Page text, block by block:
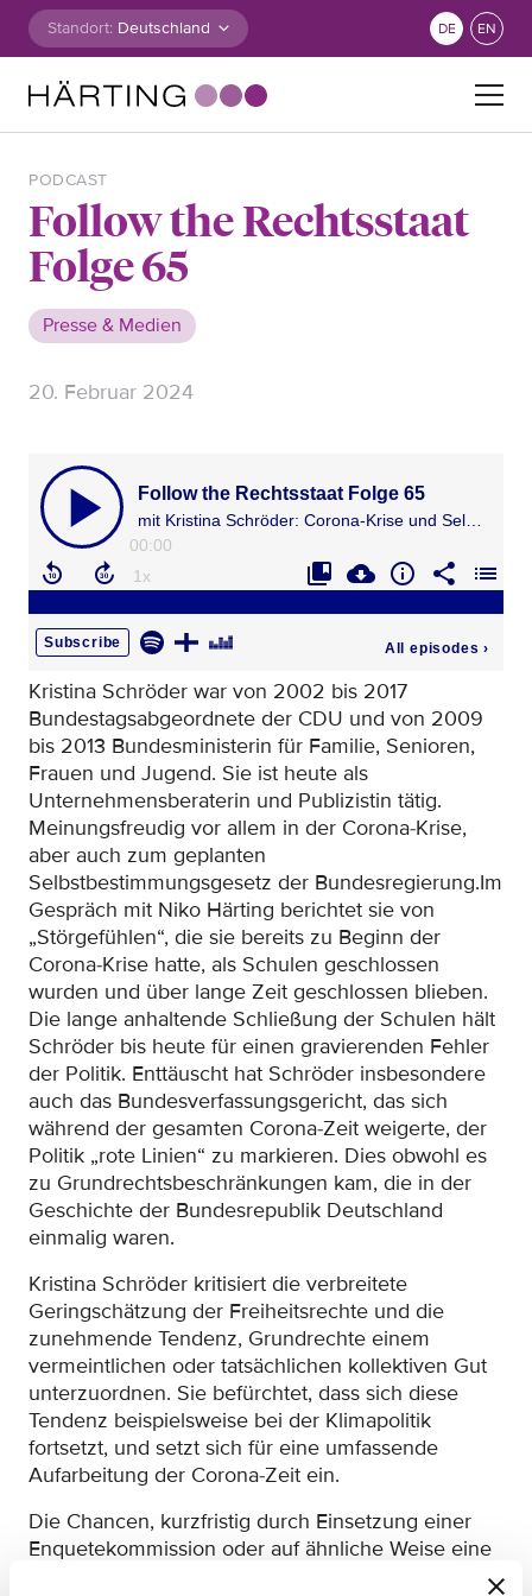
Zum Inhalt springen
Standort: DE EN
PODCAST
Follow the Rechtsstaat
Folge 65
Presse & Medien
20. Februar 2024
Kristina Schröder war von 2002 bis 2017
Bundestagsabgeordnete der CDU und von 2009
bis 2013 Bundesministerin für Familie, Senioren,
Frauen und Jugend. Sie ist heute als
Unternehmensberaterin und Publizistin tätig.
Meinungsfreudig vor allem in der Corona-Krise,
aber auch zum geplanten
Selbstbestimmungsgesetz der Bundesregierung.Im
Gespräch mit Niko Härting berichtet sie von
„Störgefühlen“, die sie bereits zu Beginn der
Corona-Krise hatte, als Schulen geschlossen
wurden und über lange Zeit geschlossen blieben.
Die lange anhaltende Schließung der Schulen hält
Schröder bis heute für einen gravierenden Fehler
der Politik. Enttäuscht hat Schröder insbesondere
auch das Bundesverfassungsgericht, das sich
während der gesamten Corona-Zeit weigerte, der
Politik „rote Linien“ zu markieren. Dies obwohl es
zu Grundrechtsbeschränkungen kam, die in der
Geschichte der Bundesrepublik Deutschland
einmalig waren.
Kristina Schröder kritisiert die verbreitete
Geringschätzung der Freiheitsrechte und die
zunehmende Tendenz, Grundrechte einem
vermeintlichen oder tatsächlichen kollektiven Gut
unterzuordnen. Sie befürchtet, dass sich diese
Tendenz beispielsweise bei der Klimapolitik
fortsetzt, und setzt sich für eine umfassende
Aufarbeitung der Corona-Zeit ein.
Die Chancen, kurzfristig durch Einsetzung einer
Enquetekommission oder auf ähnliche Weise eine